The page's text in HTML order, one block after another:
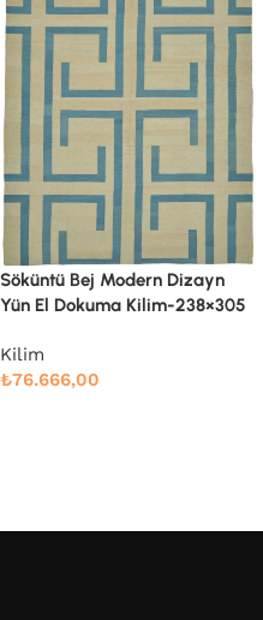
Söküntü Bej Modern Dizayn
Yün El Dokuma Kilim-247×303
₺78.989,00